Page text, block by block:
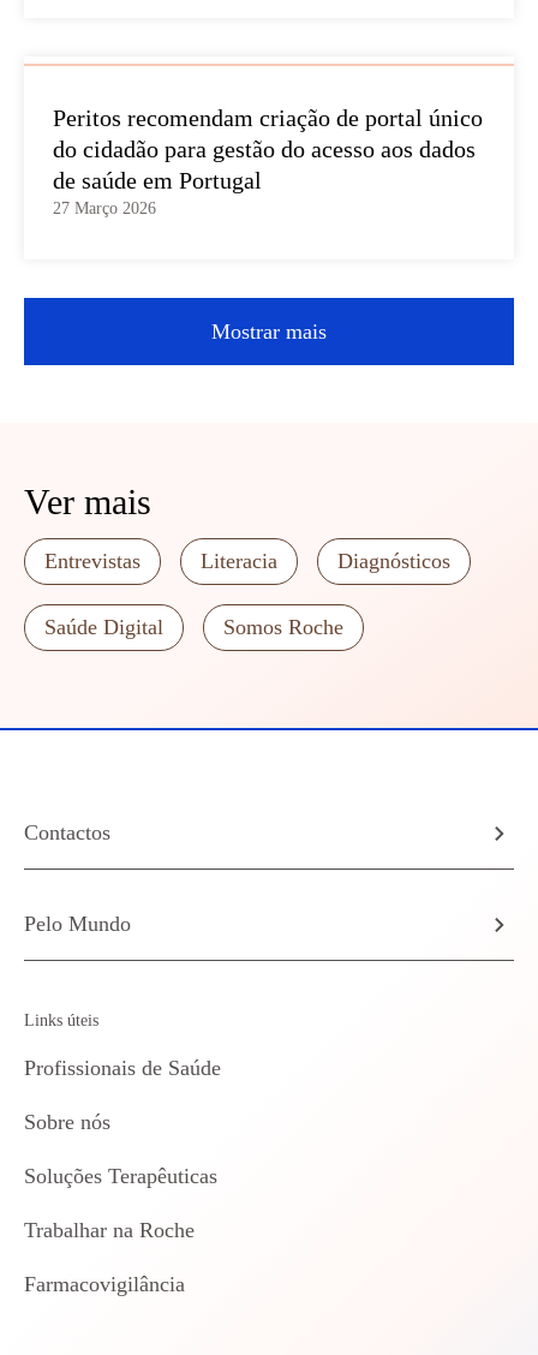
Peritos recomendam criação de portal único
do cidadão para gestão do acesso aos dados
de saúde em Portugal
27 Março 2026
Mostrar mais
Ver mais
Entrevistas Literacia Diagnósticos
Saúde Digital Somos Roche
Contactos
Pelo Mundo
Links úteis
Profissionais de Saúde
Sobre nós
Soluções Terapêuticas
Trabalhar na Roche
Farmacovigilância